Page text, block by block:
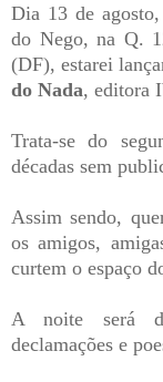
Dia 13 de
do Nego, na Q.
(DF), estarei
do Nada, editora
Trata-se do
décadas sem
Assim sendo,
os amigos,
curtem o espaço
A noite será
declamações e